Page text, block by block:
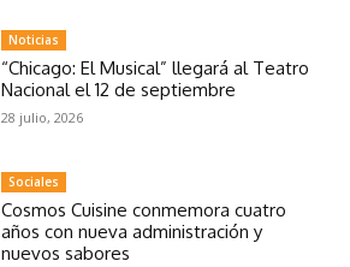
Noticias
“Chicago: El Musical” llegará al Teatro
Nacional el 12 de septiembre
28 julio, 2026
Sociales
Cosmos Cuisine conmemora cuatro
años con nueva administración y
nuevos sabores